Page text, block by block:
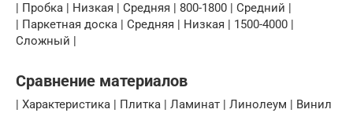
| Пробка | Низкая | Средняя | 800-1800 | Средний |
| Паркетная доска | Средняя | Низкая | 1500-4000 |
Сложный |
Сравнение материалов
| Характеристика | Плитка | Ламинат | Линолеум | Винил